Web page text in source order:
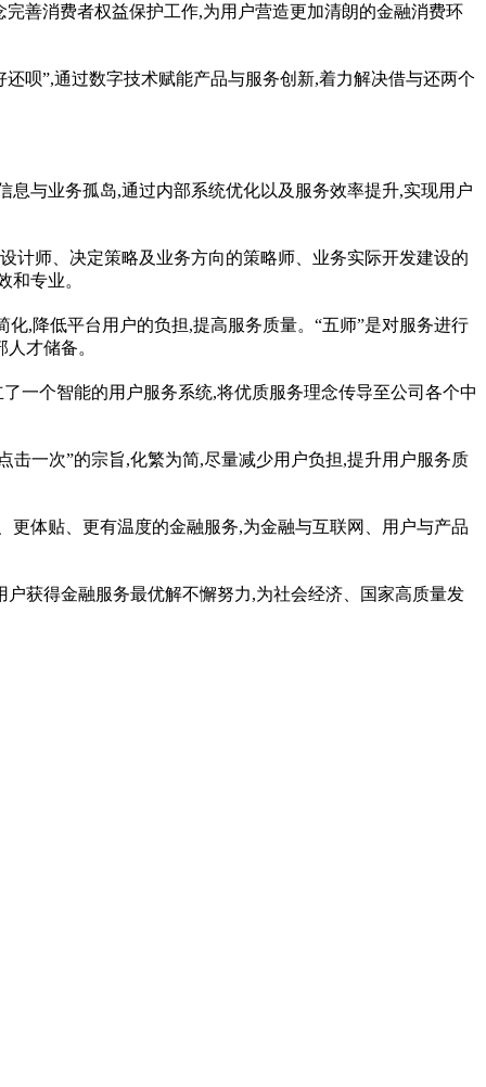
善消费者权益保护工作,为用户营造更加清朗的金融消费环
呗”,通过数字技术赋能产品与服务创新,着力解决借与还两个
息与业务孤岛,通过内部系统优化以及服务效率提升,实现用户
计师、决定策略及业务方向的策略师、业务实际开发建设的
和专业。
化,降低平台用户的负担,提高服务质量。“五师”是对服务进行
才储备。
一个智能的用户服务系统,将优质服务理念传导至公司各个中
击一次”的宗旨,化繁为简,尽量减少用户负担,提升用户服务质
更体贴、更有温度的金融服务,为金融与互联网、用户与产品
户获得金融服务最优解不懈努力,为社会经济、 国家高质量发